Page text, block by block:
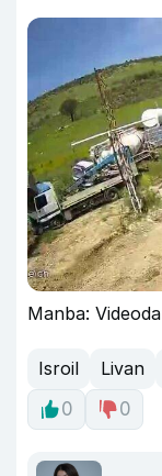
Manba:
Isroil Livan
0
0